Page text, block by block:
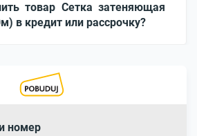
товар Cетка затеняющая
в кредит или рассрочку?
номер